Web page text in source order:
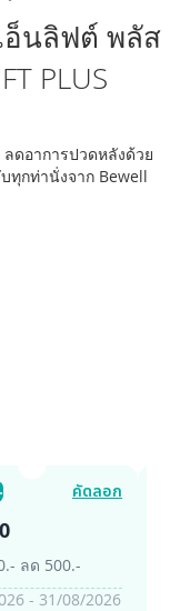
อ็นลิฟต์ พลัส
PLUS
ลดอาการปวดหลังด้วย
ทุกท่านั่งจาก Bewell
คัดลอก
ลด 500.-
- 31/08/2026